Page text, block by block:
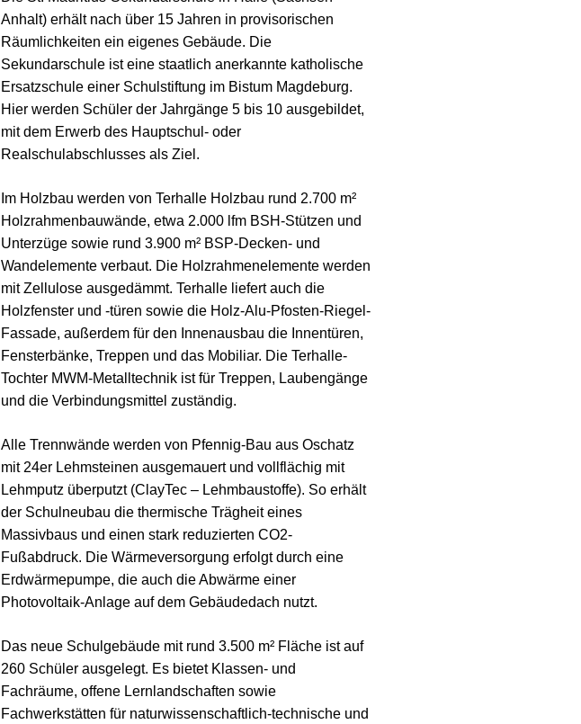
Anhalt) erhält nach über 15 Jahren in provisorischen
Räumlichkeiten ein eigenes Gebäude. Die
Sekundarschule ist eine staatlich anerkannte katholische
Ersatzschule einer Schulstiftung im Bistum Magdeburg.
Hier werden Schüler der Jahrgänge 5 bis 10 ausgebildet,
mit dem Erwerb des Hauptschul- oder
Realschulabschlusses als Ziel.
Im Holzbau werden von Terhalle Holzbau rund 2.700 m²
Holzrahmenbauwände, etwa 2.000 lfm BSH-Stützen und
Unterzüge sowie rund 3.900 m² BSP-Decken- und
Wandelemente verbaut. Die Holzrahmenelemente werden
mit Zellulose ausgedämmt. Terhalle liefert auch die
Holzfenster und -türen sowie die Holz-Alu-Pfosten-Riegel-
Fassade, außerdem für den Innenausbau die Innentüren,
Fensterbänke, Treppen und das Mobiliar. Die Terhalle-
Tochter MWM-Metalltechnik ist für Treppen, Laubengänge
und die Verbindungsmittel zuständig.
Alle Trennwände werden von Pfennig-Bau aus Oschatz
mit 24er Lehmsteinen ausgemauert und vollflächig mit
Lehmputz überputzt (ClayTec – Lehmbaustoffe). So erhält
der Schulneubau die thermische Trägheit eines
Massivbaus und einen stark reduzierten CO2-
Fußabdruck. Die Wärmeversorgung erfolgt durch eine
Erdwärmepumpe, die auch die Abwärme einer
Photovoltaik-Anlage auf dem Gebäudedach nutzt.
Das neue Schulgebäude mit rund 3.500 m² Fläche ist auf
260 Schüler ausgelegt. Es bietet Klassen- und
Fachräume, offene Lernlandschaften sowie
Fachwerkstätten für naturwissenschaftlich-technische und